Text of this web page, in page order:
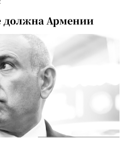
должна Армении